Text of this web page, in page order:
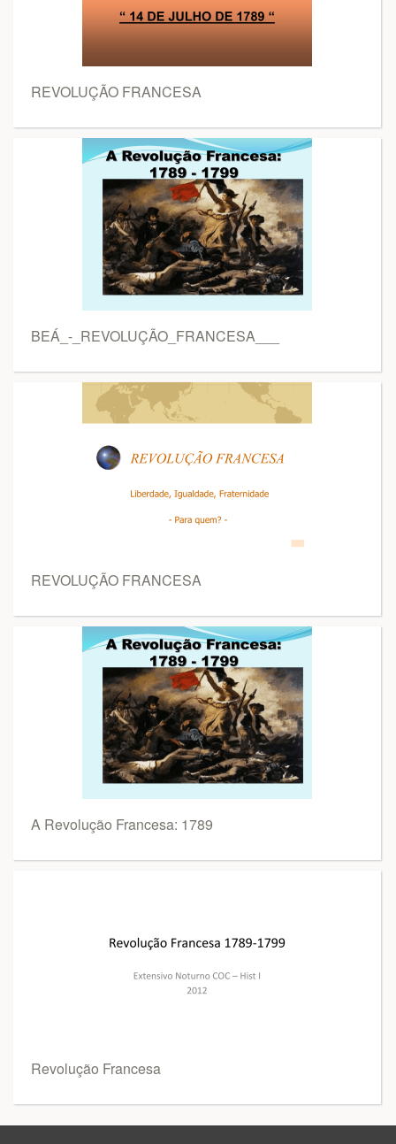
REVOLUÇÃO FRANCESA
BEÁ_-_REVOLUÇÃO_FRANCESA___
REVOLUÇÃO FRANCESA
A Revolução Francesa: 1789
Revolução Francesa